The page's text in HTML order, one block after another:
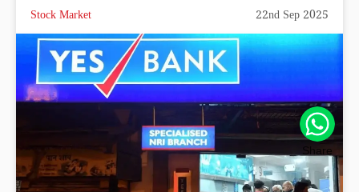
Stock Market 22nd Sep 2025
Share